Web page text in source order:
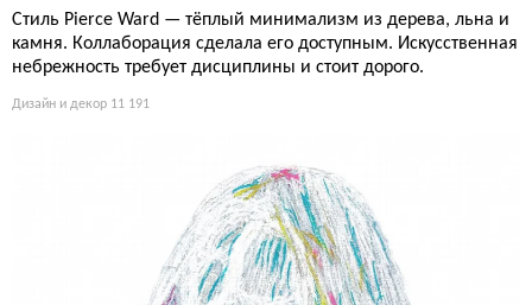
Стиль Pierce Ward — тёплый минимализм из дерева, льна и
камня. Коллаборация сделала его доступным. Искусственная
небрежность требует дисциплины и стоит дорого.
Дизайн и декор 11 191